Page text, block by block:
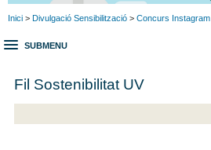
Inici > Divulgació Sensibilització > Concurs Instagram
SUBMENU
Fil Sostenibilitat UV